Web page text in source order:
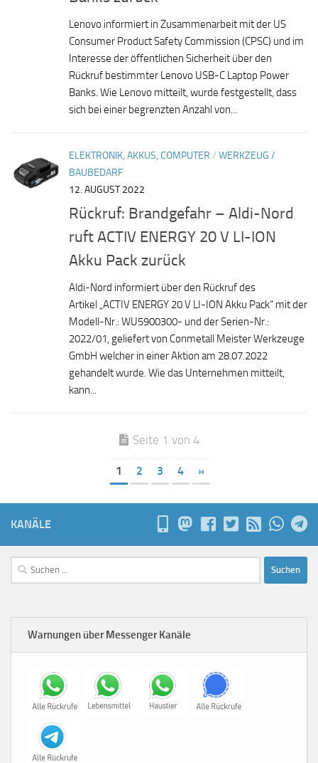
Lenovo informiert in Zusammenarbeit mit der US
Consumer Product Safety Commission (CPSC) und im
Interesse der öffentlichen Sicherheit über den
Rückruf bestimmter Lenovo USB-C Laptop Power
Banks. Wie Lenovo mitteilt, wurde festgestellt, dass
sich bei einer begrenzten Anzahl von...
ELEKTRONIK, AKKUS, COMPUTER / WERKZEUG /
BAUBEDARF
12. AUGUST 2022
Rückruf: Brandgefahr – Aldi-Nord
ruft ACTIV ENERGY 20 V LI-ION
Akku Pack zurück
Aldi-Nord informiert über den Rückruf des
Artikel „ACTIV ENERGY 20 V LI-ION Akku Pack“ mit der
Modell-Nr.: WU5900300- und der Serien-Nr.:
2022/01, geliefert von Conmetall Meister Werkzeuge
GmbH welcher in einer Aktion am 28.07.2022
gehandelt wurde. Wie das Unternehmen mitteilt,
kann...
Seite 1 von 4
1 2 3 4 »
KANÄLE
Suchen
nach:
Warnungen über Messenger Kanäle